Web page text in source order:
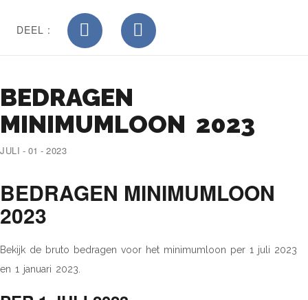
DEEL :
BEDRAGEN
MINIMUMLOON 2023
JULI - 01 - 2023
BEDRAGEN MINIMUMLOON
2023
Bekijk de bruto bedragen voor het minimumloon per 1 juli 2023
en 1 januari 2023.